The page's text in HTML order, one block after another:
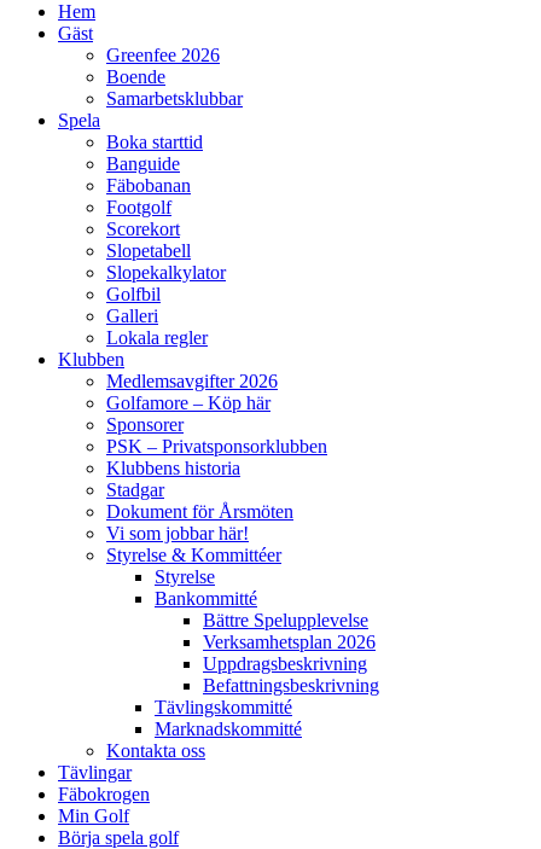
Hem
Gäst
Greenfee 2026
Boende
Samarbetsklubbar
Spela
Boka starttid
Banguide
Fäbobanan
Footgolf
Scorekort
Slopetabell
Slopekalkylator
Golfbil
Galleri
Lokala regler
Klubben
Medlemsavgifter 2026
Golfamore – Köp här
Sponsorer
PSK – Privatsponsorklubben
Klubbens historia
Stadgar
Dokument för Årsmöten
Vi som jobbar här!
Styrelse & Kommittéer
Styrelse
Bankommitté
Bättre Spelupplevelse
Verksamhetsplan 2026
Uppdragsbeskrivning
Befattningsbeskrivning
Tävlingskommitté
Marknadskommitté
Kontakta oss
Tävlingar
Fäbokrogen
Min Golf
Börja spela golf